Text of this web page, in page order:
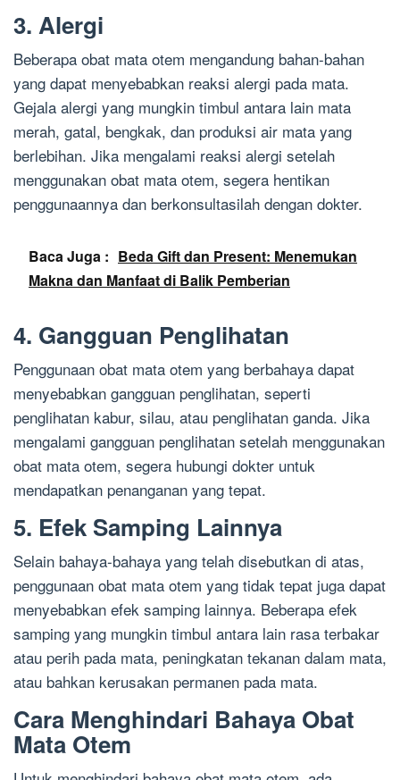
3. Alergi
Beberapa obat mata otem mengandung bahan-bahan
yang dapat menyebabkan reaksi alergi pada mata.
Gejala alergi yang mungkin timbul antara lain mata
merah, gatal, bengkak, dan produksi air mata yang
berlebihan. Jika mengalami reaksi alergi setelah
menggunakan obat mata otem, segera hentikan
penggunaannya dan berkonsultasilah dengan dokter.
Baca Juga : Beda Gift dan Present: Menemukan
Makna dan Manfaat di Balik Pemberian
4. Gangguan Penglihatan
Penggunaan obat mata otem yang berbahaya dapat
menyebabkan gangguan penglihatan, seperti
penglihatan kabur, silau, atau penglihatan ganda. Jika
mengalami gangguan penglihatan setelah menggunakan
obat mata otem, segera hubungi dokter untuk
mendapatkan penanganan yang tepat.
5. Efek Samping Lainnya
Selain bahaya-bahaya yang telah disebutkan di atas,
penggunaan obat mata otem yang tidak tepat juga dapat
menyebabkan efek samping lainnya. Beberapa efek
samping yang mungkin timbul antara lain rasa terbakar
atau perih pada mata, peningkatan tekanan dalam mata,
atau bahkan kerusakan permanen pada mata.
Cara Menghindari Bahaya Obat
Mata Otem